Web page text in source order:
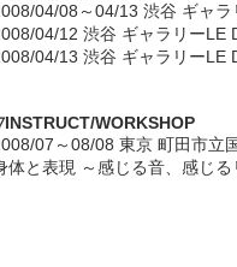
04/08～04/13 渋谷 ギャ
04/12 渋谷 ギャラリーLE
04/13 渋谷 ギャラリーLE
WORKSHOP
07～08/08 東京 町田市立
体と表現 ～感じる音、感じる